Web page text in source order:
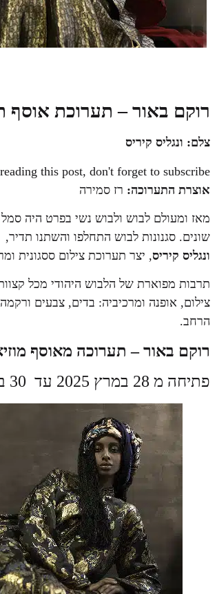
רוקם באור – תערוכת אוסף
צלם: ונגליס קיריס
this post, don't forget to subscribe!
אוצרת התערוכה: רז סמירה
מאז ומעולם לבוש ולבוש נשי בפרט היה
שונים. סגנונות לבוש התחלפו והשתנו
ונגליס קיריס, יצר תערוכת צילום ססגונית
צילום, אופנה ומרכיביה: בדים, צבעים
הרחב.
רוקם באור – תערוכה מאוסף
פתיחה מ 28 במרץ 2025 עד